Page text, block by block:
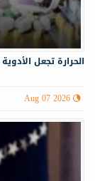
الحرارة تجعل
Aug 07 2026